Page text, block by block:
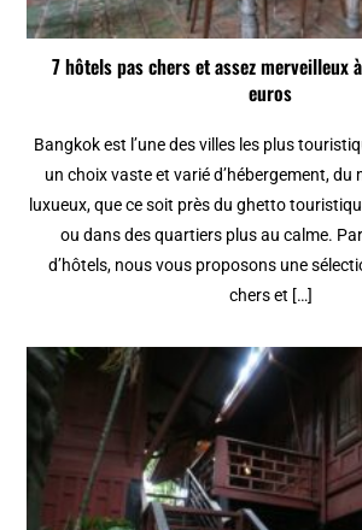
7 hôtels pas chers et assez merveilleux
euros
Bangkok est l’une des villes les plus
un choix vaste et varié d’hébergement, du
luxueux, que ce soit près du ghetto
ou dans des quartiers plus au calme.
d’hôtels, nous vous proposons une
chers et […]